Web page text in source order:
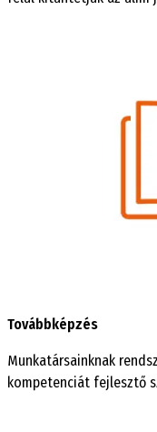
Továbbképzés
Munkatársainknak
kompetenciát fejlesztő